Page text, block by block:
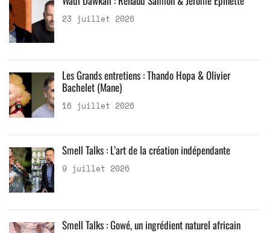
23 juillet 2026
Les Grands entretiens : Thando Hopa & Olivier
Bachelet (Mane)
16 juillet 2026
Smell Talks : L’art de la création indépendante
9 juillet 2026
Smell Talks : Gowé, un ingrédient naturel africain